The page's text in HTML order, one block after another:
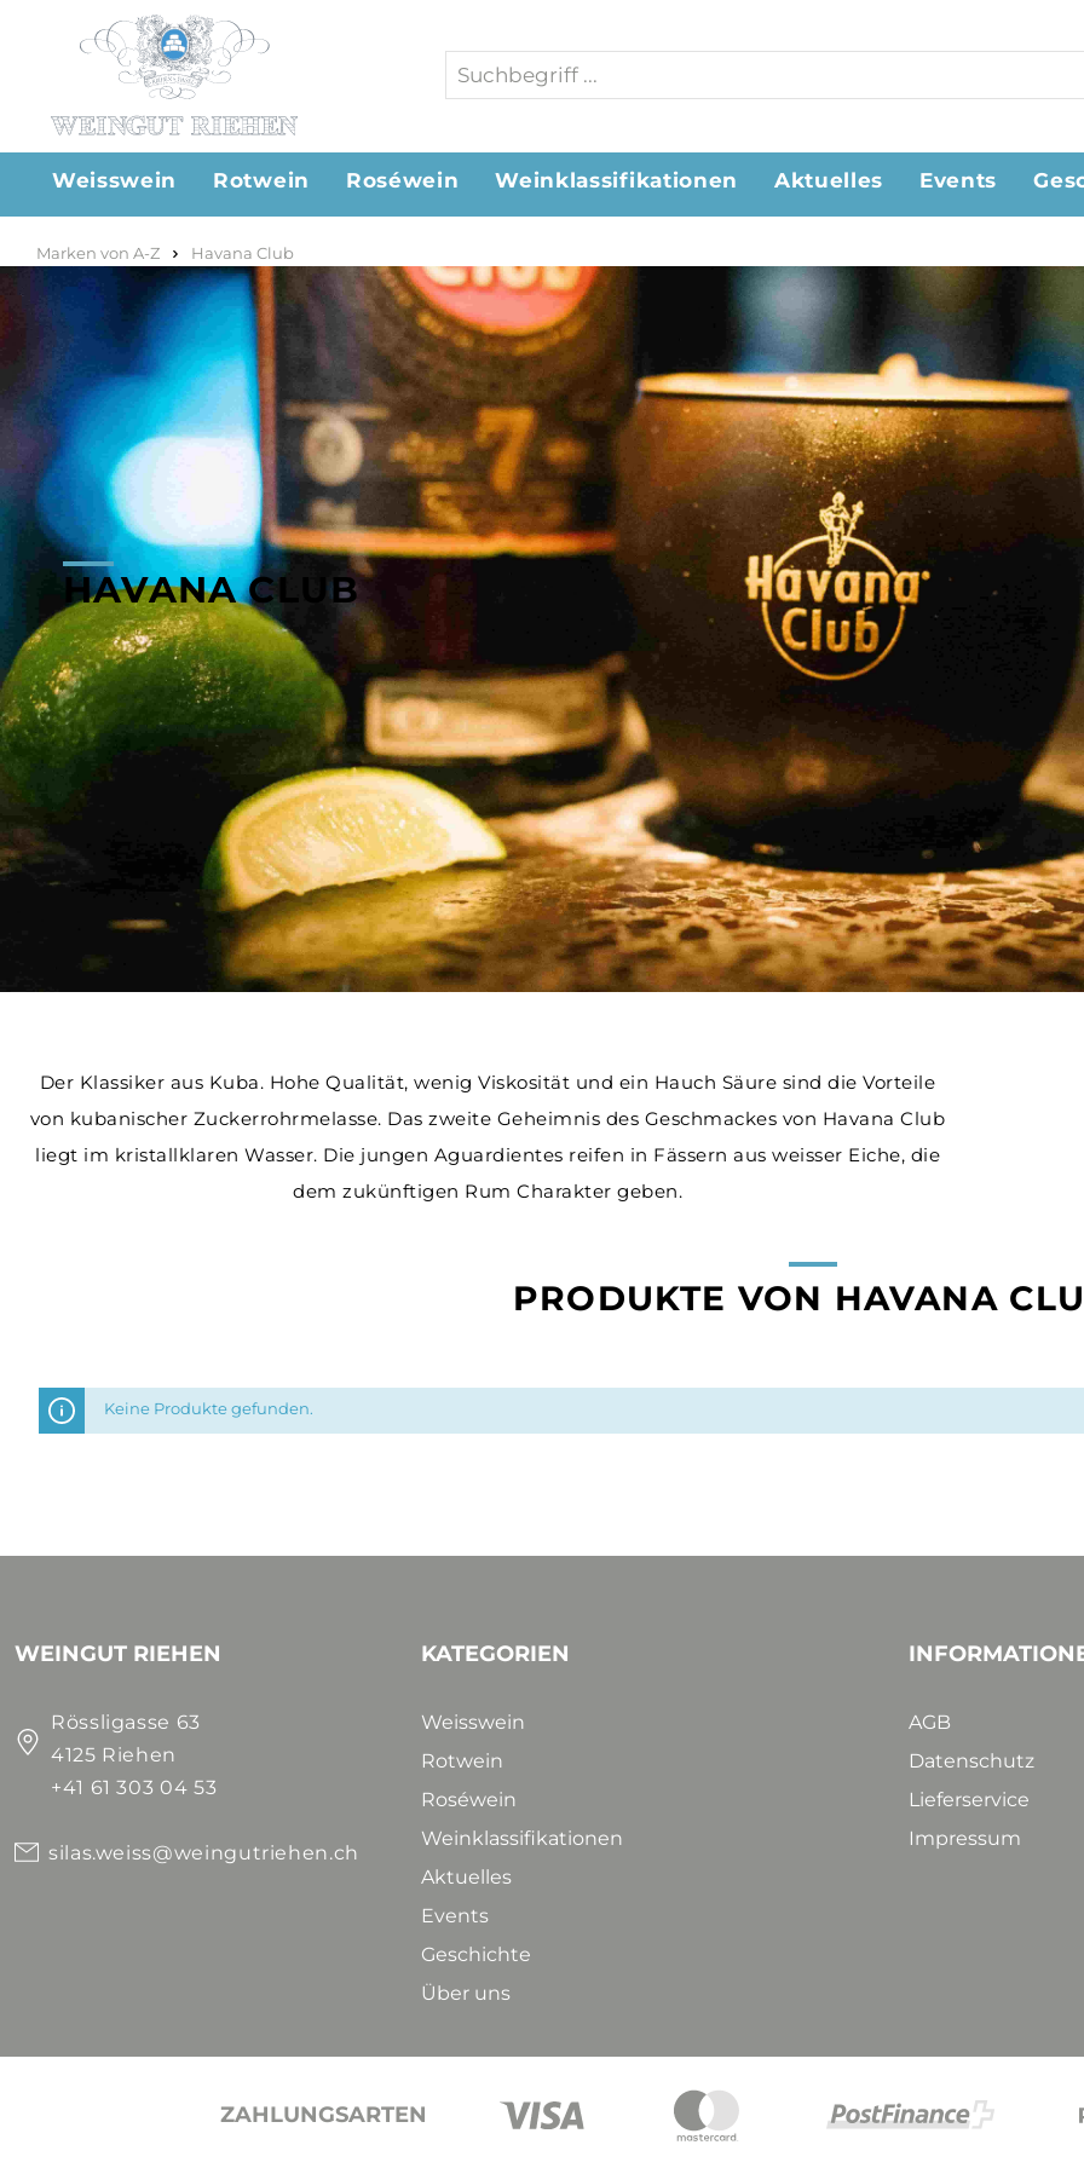
Weisswein Rotwein Roséwein Weinklassifikationen Aktuelles Events
Marken von A-Z Havana Club
HAVANA CLUB
Der Klassiker aus Kuba. Hohe Qualität, wenig Viskosität und ein Hauch Säure sind die Vorteile
von kubanischer Zuckerrohrmelasse. Das zweite Geheimnis des Geschmackes von Havana Club
liegt im kristallklaren Wasser. Die jungen Aguardientes reifen in Fässern aus weisser Eiche, die
dem zukünftigen Rum Charakter geben.
PRODUKTE VON HAVANA
Keine Produkte gefunden.
WEINGUT RIEHEN
Rössligasse 63
4125 Riehen
+41 61 303 04 53
silas.weiss@weingutriehen.ch
KATEGORIEN
Weisswein
Rotwein
Roséwein
Weinklassifikationen
Aktuelles
Events
Geschichte
Über uns
AGB
Datenschutz
Lieferservice
Impressum
ZAHLUNGSARTEN